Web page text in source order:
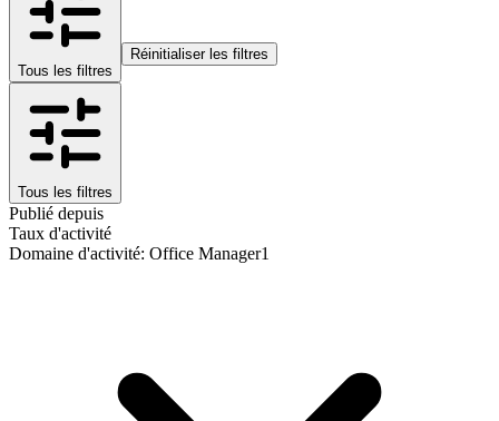
Tous les filtres
Réinitialiser les filtres
Tous les filtres
Publié depuis
Taux d'activité
Domaine d'activité: Office Manager1